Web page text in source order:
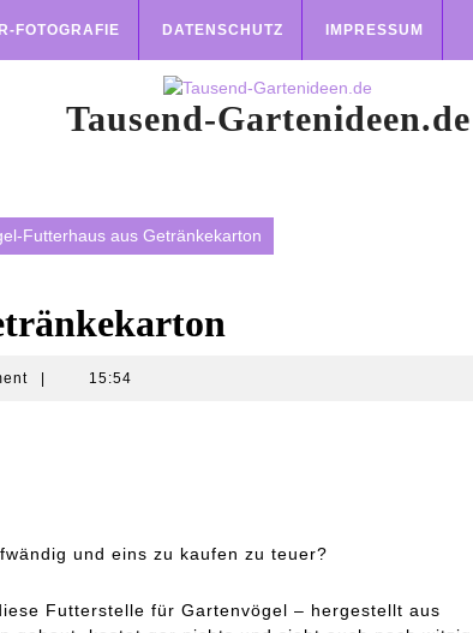
FOTOGRAFIE DATENSCHUTZ IMPRESSUM
Tausend-Gartenideen.de
Futterhaus aus Getränkekarton
| 15:54
und eins zu kaufen zu teuer?
Futterstelle für Gartenvögel – hergestellt aus